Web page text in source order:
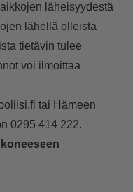
läheisyydestä
lähellä olleista
tietävin tulee
voi ilmoittaa
tai Hämeen
0295 414 222.